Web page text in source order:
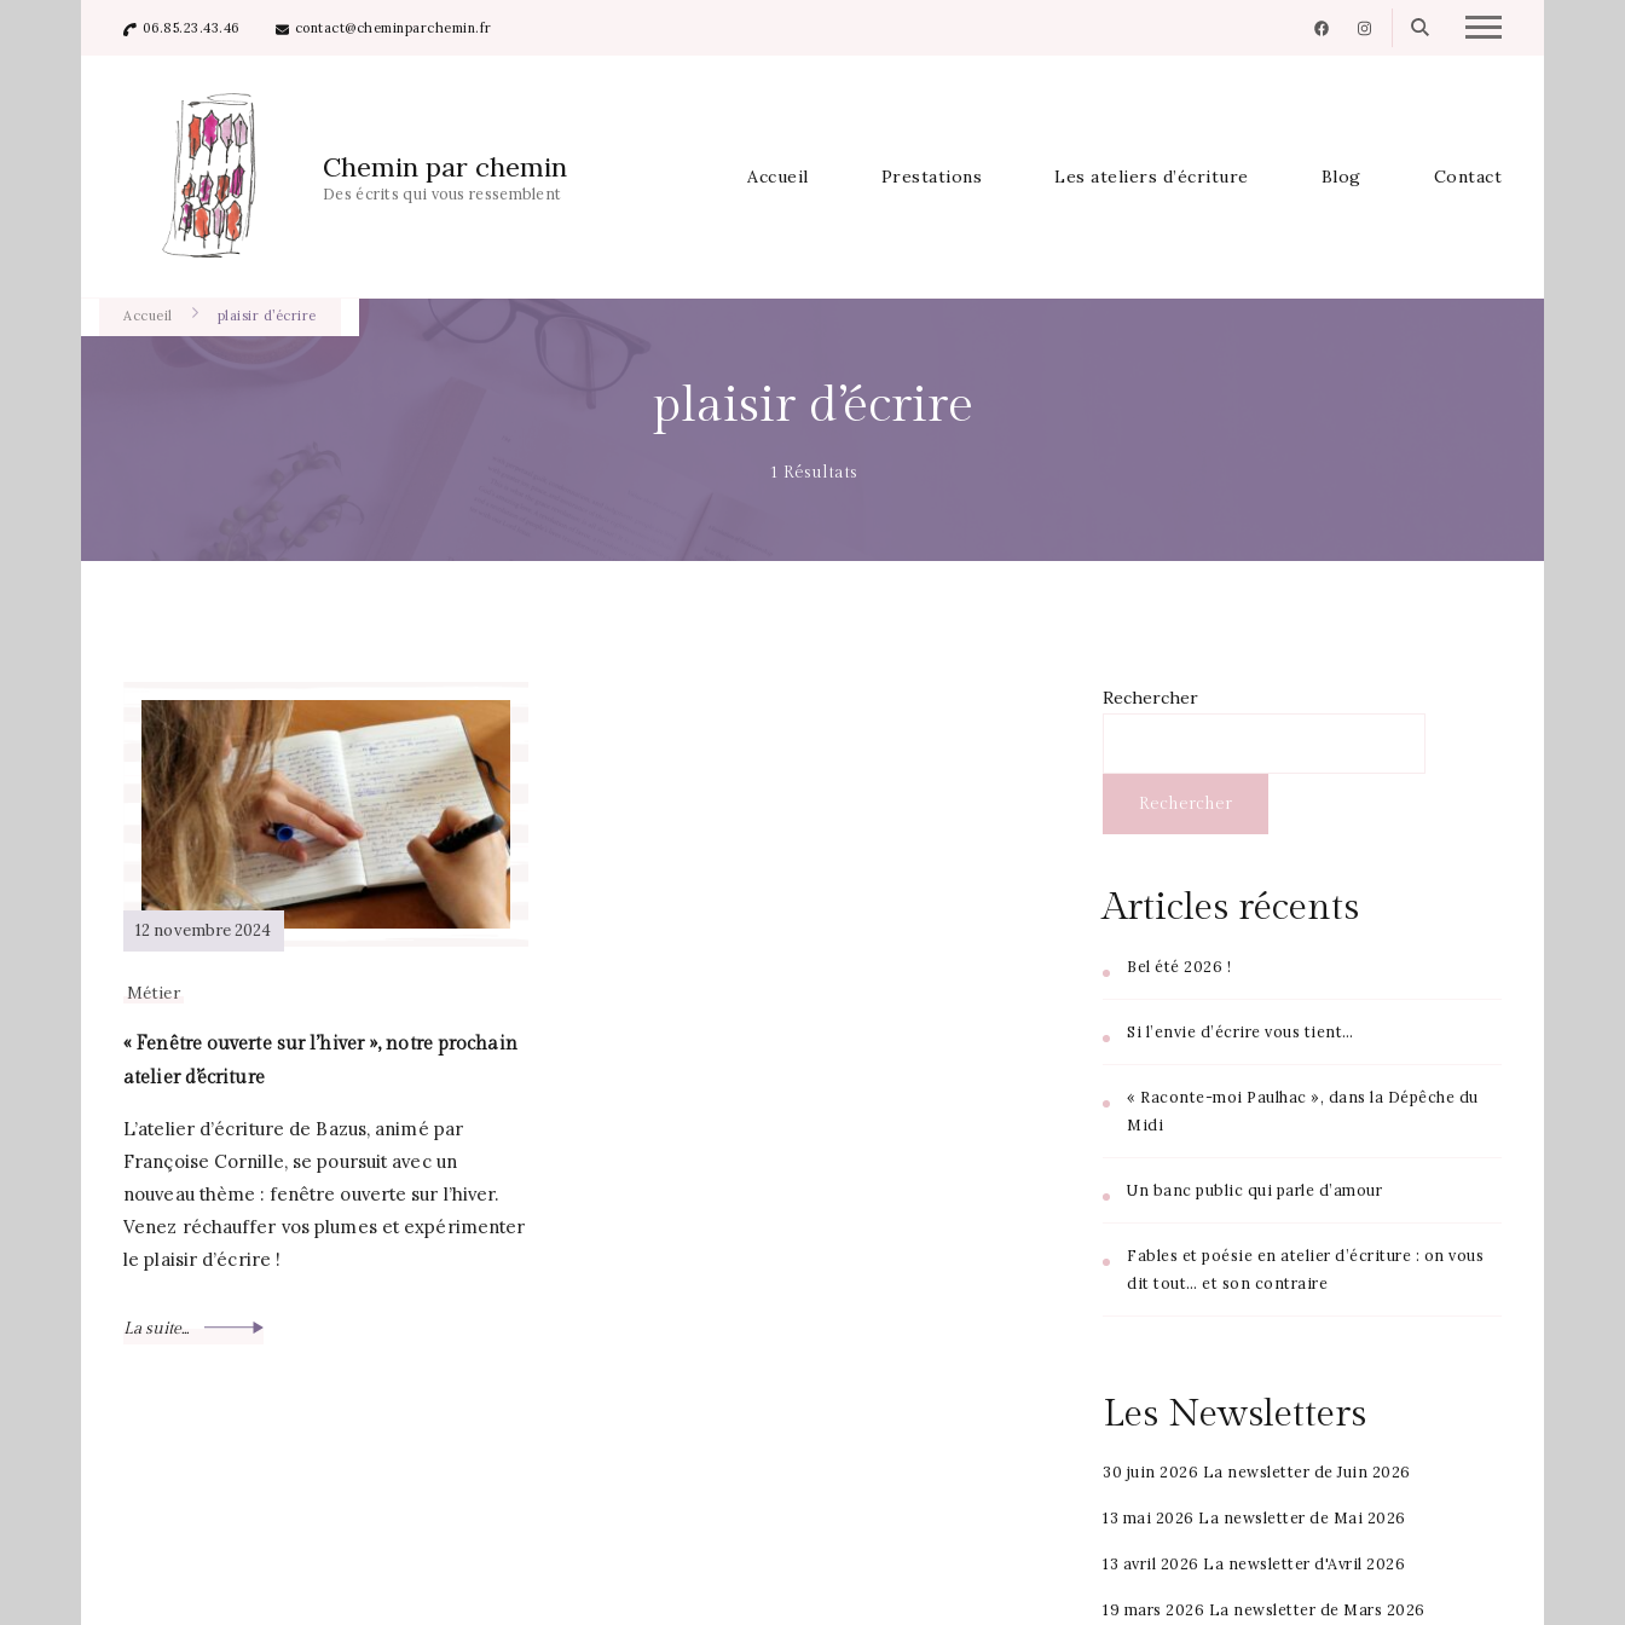
06.85.23.43.46 contact@cheminparchemin.fr
Chemin par chemin
Des écrits qui vous ressemblent
Accueil Prestations Les ateliers d’écriture Blog Contact
Accueil plaisir d’écrire
plaisir d’écrire
1 Résultats
12 novembre 2024
Métier
« Fenêtre ouverte sur l’hiver », notre prochain
atelier d’écriture
L’atelier d’écriture de Bazus, animé par
Françoise Cornille, se poursuit avec un
nouveau thème : fenêtre ouverte sur l’hiver.
Venez réchauffer vos plumes et expérimenter
le plaisir d’écrire !
La suite...
Rechercher
Rechercher
Articles récents
Bel été 2026 !
Si l’envie d’écrire vous tient…
« Raconte-moi Paulhac », dans la Dépêche du
Midi
Un banc public qui parle d’amour
Fables et poésie en atelier d’écriture : on vous
dit tout… et son contraire
Les Newsletters
30 juin 2026 La newsletter de Juin 2026
13 mai 2026 La newsletter de Mai 2026
13 avril 2026 La newsletter d'Avril 2026
19 mars 2026 La newsletter de Mars 2026